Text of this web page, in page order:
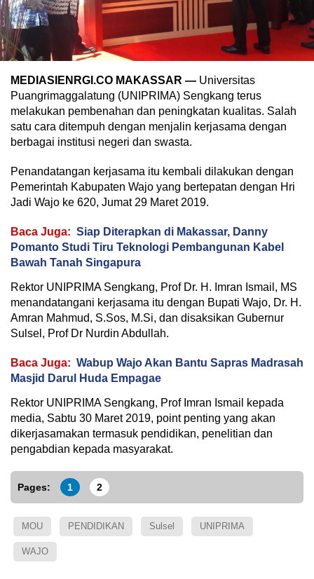
MEDIASIENRGI.CO MAKASSAR — Universitas
Puangrimaggalatung (UNIPRIMA) Sengkang terus
melakukan pembenahan dan peningkatan kualitas. Salah
satu cara ditempuh dengan menjalin kerjasama dengan
berbagai institusi negeri dan swasta.
Penandatangan kerjasama itu kembali dilakukan dengan
Pemerintah Kabupaten Wajo yang bertepatan dengan Hri
Jadi Wajo ke 620, Jumat 29 Maret 2019.
Baca Juga: Siap Diterapkan di Makassar, Danny
Pomanto Studi Tiru Teknologi Pembangunan Kabel
Bawah Tanah Singapura
Rektor UNIPRIMA Sengkang, Prof Dr. H. Imran Ismail, MS
menandatangani kerjasama itu dengan Bupati Wajo, Dr. H.
Amran Mahmud, S.Sos, M.Si, dan disaksikan Gubernur
Sulsel, Prof Dr Nurdin Abdullah.
Baca Juga: Wabup Wajo Akan Bantu Sapras Madrasah
Masjid Darul Huda Empagae
Rektor UNIPRIMA Sengkang, Prof Imran Ismail kepada
media, Sabtu 30 Maret 2019, point penting yang akan
dikerjasamakan termasuk pendidikan, penelitian dan
pengabdian kepada masyarakat.
Pages: 1 2
MOU PENDIDIKAN Sulsel UNIPRIMA
WAJO